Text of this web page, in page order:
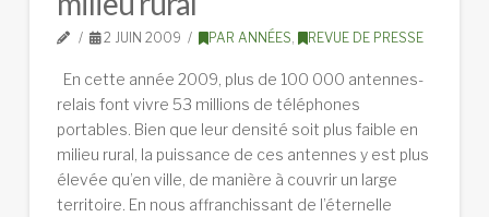
2 JUIN 2009 PAR ANNÉES REVUE DE PRESSE
En cette année 2009, plus de 100 000 antennes-
relais font vivre 53 millions de téléphones
portables. Bien que leur densité soit plus faible en
milieu rural, la puissance de ces antennes y est plus
élevée qu’en ville, de manière à couvrir un large
territoire. En nous affranchissant de l’éternelle